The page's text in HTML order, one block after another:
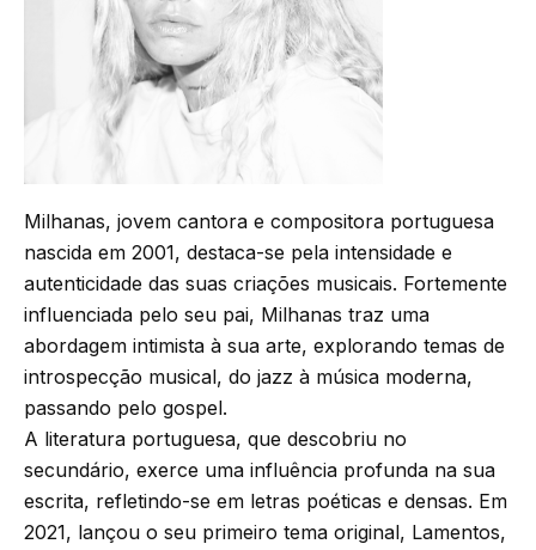
Milhanas, jovem cantora e compositora portuguesa
nascida em 2001, destaca-se pela intensidade e
autenticidade das suas criações musicais. Fortemente
influenciada pelo seu pai, Milhanas traz uma
abordagem intimista à sua arte, explorando temas de
introspecção musical, do jazz à música moderna,
passando pelo gospel.
A literatura portuguesa, que descobriu no
secundário, exerce uma influência profunda na sua
escrita, refletindo-se em letras poéticas e densas. Em
2021, lançou o seu primeiro tema original, Lamentos,